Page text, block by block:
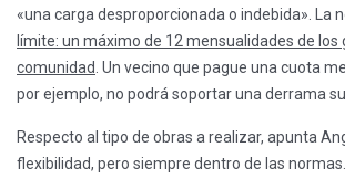
«una carga desproporcionada o indebida». La
límite: un máximo de 12 mensualidades de los
comunidad . Un vecino que pague una cuota
por ejemplo, no podrá soportar una derrama
Respecto al tipo de obras a realizar, apunta
flexibilidad, pero siempre dentro de las normas.